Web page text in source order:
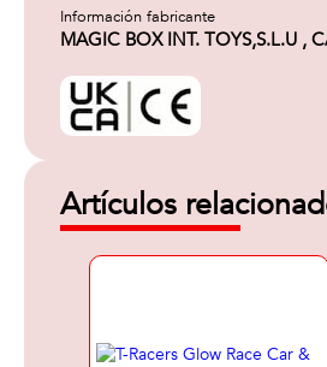
Información fabricante
MAGIC BOX INT. TOYS,S.L.U ,
Artículos